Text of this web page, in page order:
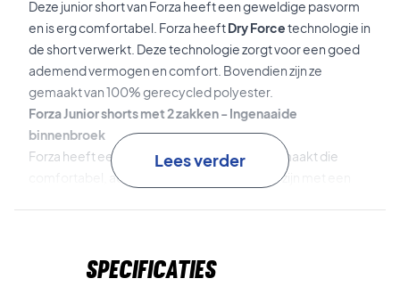
Deze junior short van Forza heeft een geweldige pasvorm
en is erg comfortabel. Forza heeftDry Forcetechnologie in
de short verwerkt. Deze technologie zorgt voor een goed
ademend vermogen en comfort. Bovendien zijn ze
gemaakt van 100% gerecycled polyester.
Forza Junior shorts met 2 zakken - Ingenaaide
binnenbroek
Forza heeft een paar zwarte junior shorts gemaakt die
comfortabel, ademend en milieuvriendelijk zijn met een
Lees verder
Specificaties